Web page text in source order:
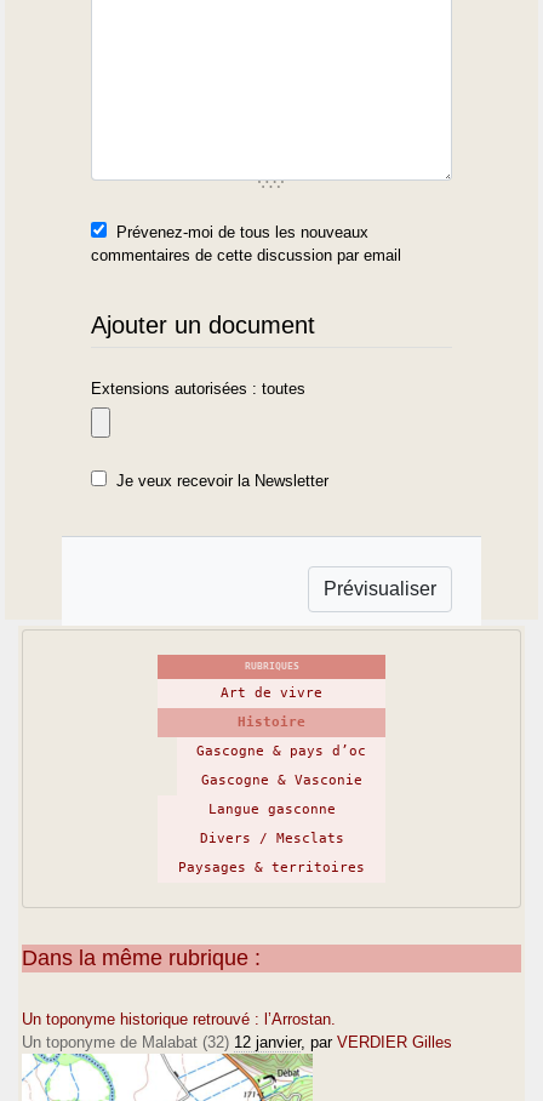
Prévenez-moi de tous les nouveaux
commentaires de cette discussion par email
Ajouter un document
Extensions autorisées : toutes
Je veux recevoir la Newsletter
RUBRIQUES
Art de vivre
Histoire
Gascogne & pays d’oc
Gascogne & Vasconie
Langue gasconne
Divers / Mesclats
Paysages & territoires
Dans la même rubrique :
Un toponyme historique retrouvé : l’Arrostan.
Un toponyme de Malabat (32) 12 janvier, par VERDIER Gilles